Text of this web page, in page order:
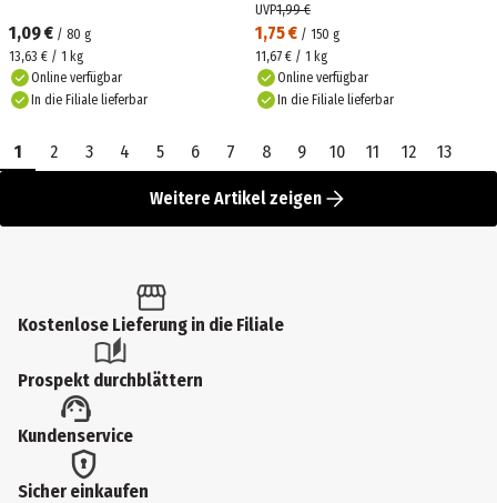
1,09 € / 80 g
13,63 € / 1 kg
Online verfügbar
In die Filiale lieferbar
1,75 € / 150 g
UVP1,99 €
11,67 € / 1 kg
Online verfügbar
In die Filiale lieferbar
1 2 3 4 5 6 7 8 9 10 11 12 13
Weitere Artikel zeigen
Kostenlose Lieferung in die Filiale
Prospekt durchblättern
Kundenservice
Sicher einkaufen